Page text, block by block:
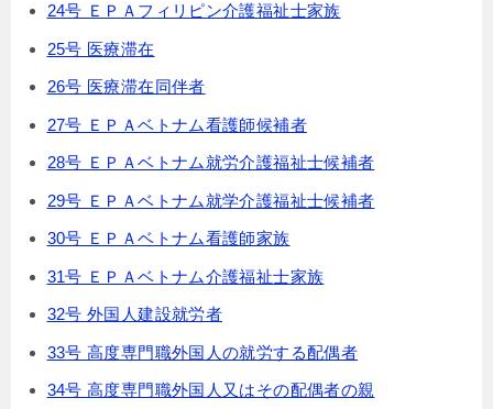
24号 ＥＰＡフィリピン介護福祉士家族
25号 医療滞在
26号 医療滞在同伴者
27号 ＥＰＡベトナム看護師候補者
28号 ＥＰＡベトナム就労介護福祉士候補者
29号 ＥＰＡベトナム就学介護福祉士候補者
30号 ＥＰＡベトナム看護師家族
31号 ＥＰＡベトナム介護福祉士家族
32号 外国人建設就労者
33号 高度専門職外国人の就労する配偶者
34号 高度専門職外国人又はその配偶者の親